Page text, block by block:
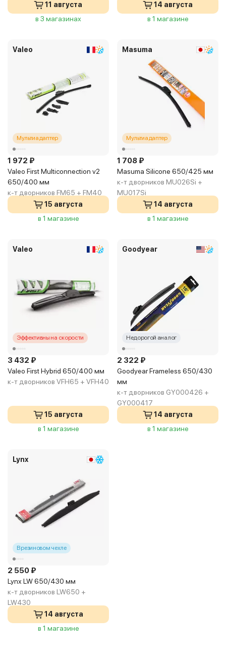
11 августа
в 3 магазинах
14 августа
в 1 магазине
Valeo
Мультиадаптер
1 972 ₽
Valeo First Multiconnection v2
650/400 мм
к-т дворников FM65 + FM40
15 августа
в 1 магазине
Masuma
Мультиадаптер
1 708 ₽
Masuma Silicone 650/425 мм
к-т дворников MU026Si +
MU017Si
14 августа
в 1 магазине
Valeo
Эффективны на скорости
3 432 ₽
Valeo First Hybrid 650/400 мм
к-т дворников VFH65 + VFH40
15 августа
в 1 магазине
Goodyear
Недорогой аналог
2 322 ₽
Goodyear Frameless 650/430
мм
к-т дворников GY000426 +
GY000417
14 августа
в 1 магазине
Lynx
В резиновом чехле
2 550 ₽
Lynx LW 650/430 мм
к-т дворников LW650 +
LW430
14 августа
в 1 магазине